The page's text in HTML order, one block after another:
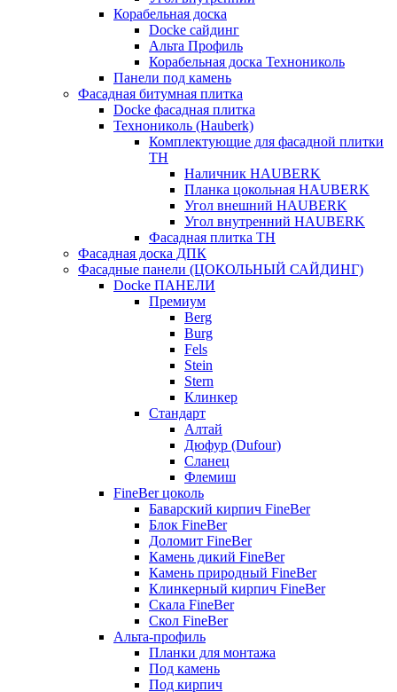
Корабельная доска
Docke сайдинг
Альта Профиль
Корабельная доска Технониколь
Панели под камень
Фасадная битумная плитка
Docke фасадная плитка
Технониколь (Hauberk)
Комплектующие для фасадной плитки
ТН
Наличник HAUBERK
Планка цокольная HAUBERK
Угол внешний HAUBERK
Угол внутренний HAUBERK
Фасадная плитка ТН
Фасадная доска ДПК
Фасадные панели (ЦОКОЛЬНЫЙ САЙДИНГ)
Docke ПАНЕЛИ
Премиум
Berg
Burg
Fels
Stein
Stern
Клинкер
Стандарт
Алтай
Дюфур (Dufour)
Сланец
Флемиш
FineBer цоколь
Баварский кирпич FineBer
Блок FineBer
Доломит FineBer
Камень дикий FineBer
Камень природный FineBer
Клинкерный кирпич FineBer
Скала FineBer
Скол FineBer
Альта-профиль
Планки для монтажа
Под камень
Под кирпич